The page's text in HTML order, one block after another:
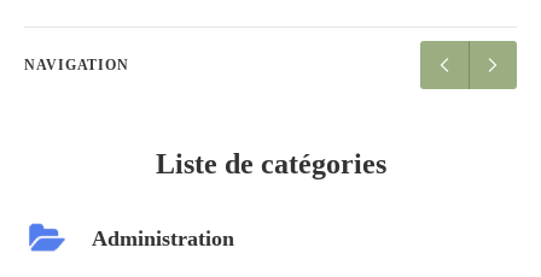
NAVIGATION
Liste de catégories
Administration